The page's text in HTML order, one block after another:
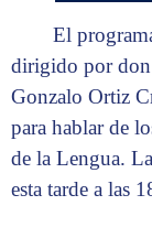
El
dirigido por don
Gonzalo Ortiz
para hablar de
de la Lengua.
esta tarde a las